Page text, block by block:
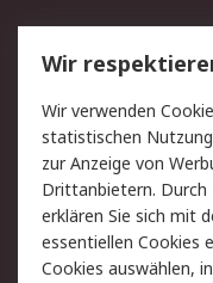
Service
Value Added
Rücksendungen
Hilfe
Rechtliches
AGB
Wir
Wir verwenden
statistischen
zur Anzeige von
Drittanbietern. Durch
erklären Sie sich mit
essentiellen Cookies
Cookies auswählen,